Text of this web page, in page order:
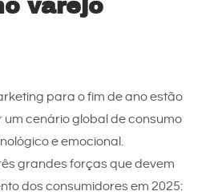
varejo
para o fim de ano estão
cenário global de consumo
e emocional.
grandes forças que devem
dos consumidores em 2025: